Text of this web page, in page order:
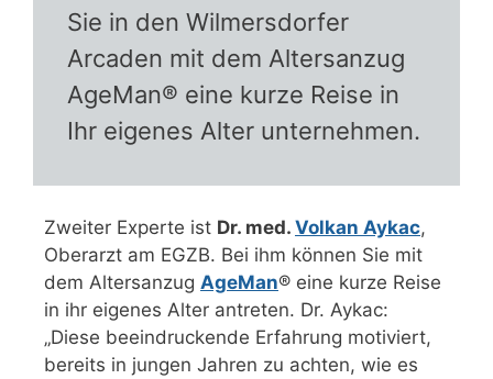
Sie in den Wilmersdorfer
Arcaden mit dem Altersanzug
AgeMan® eine kurze Reise in
Ihr eigenes Alter unternehmen.
Zweiter Experte ist Dr. med. Volkan Aykac,
Oberarzt am EGZB. Bei ihm können Sie mit
dem Altersanzug AgeMan® eine kurze Reise
in ihr eigenes Alter antreten. Dr. Aykac:
„Diese beeindruckende Erfahrung motiviert,
bereits in jungen Jahren zu achten, wie es